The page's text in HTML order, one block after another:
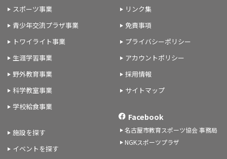
スポーツ事業
青少年交流プラザ事業
トワイライト事業
生涯学習事業
野外教育事業
科学教室事業
学校給食事業
施設を探す
イベントを探す
リンク集
免責事項
プライバシーポリシー
アカウントポリシー
採用情報
サイトマップ
Facebook
名古屋市教育スポーツ協会 事務局
NGKスポーツプラザ